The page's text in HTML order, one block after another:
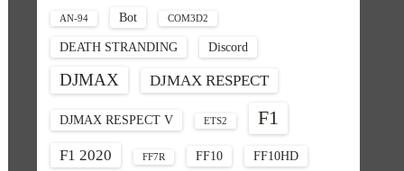
AN-94 Bot COM3D2
DEATH STRANDING Discord
DJMAX DJMAX RESPECT
DJMAX RESPECT V ETS2 F1
F1 2020 FF7R FF10 FF10HD